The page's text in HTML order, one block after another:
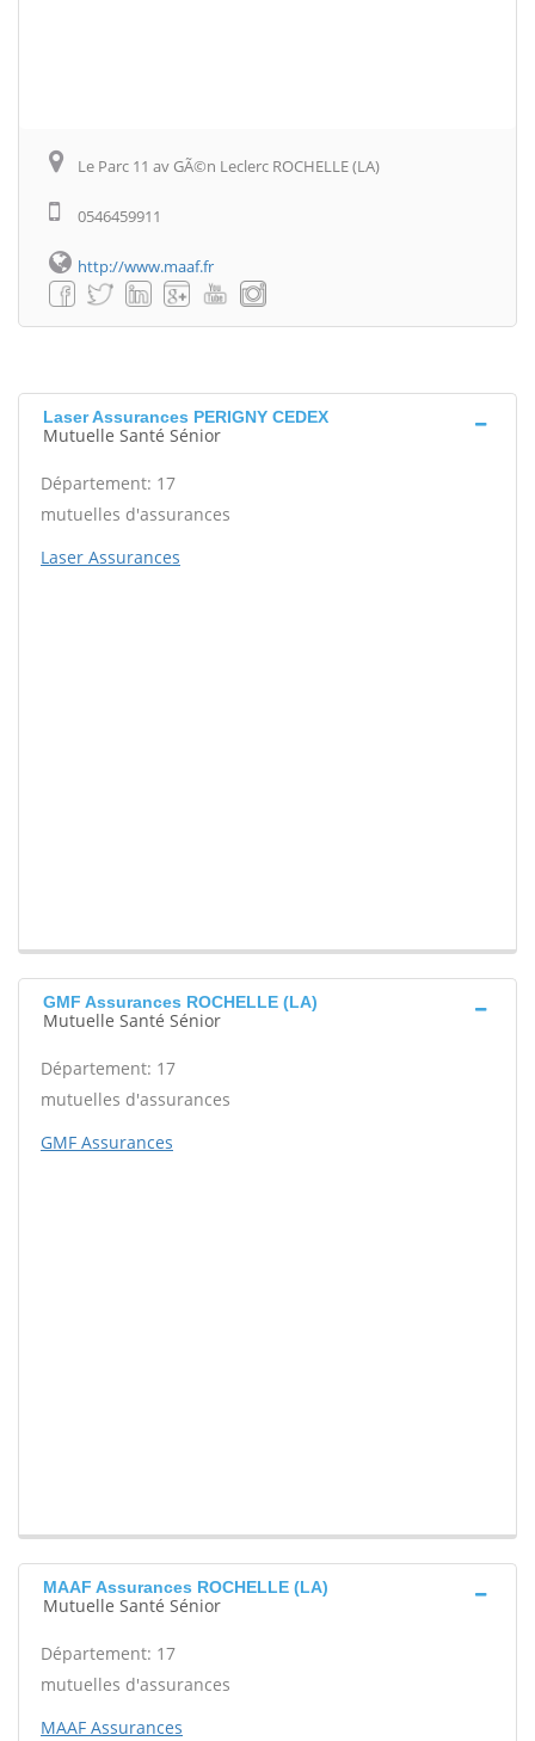
Le Parc 11 av GÃ©n Leclerc ROCHELLE (LA)
0546459911
http://www.maaf.fr
Laser Assurances PERIGNY CEDEX
Mutuelle Santé Sénior
Département: 17
mutuelles d'assurances
Laser Assurances
GMF Assurances ROCHELLE (LA)
Mutuelle Santé Sénior
Département: 17
mutuelles d'assurances
GMF Assurances
MAAF Assurances ROCHELLE (LA)
Mutuelle Santé Sénior
Département: 17
mutuelles d'assurances
MAAF Assurances